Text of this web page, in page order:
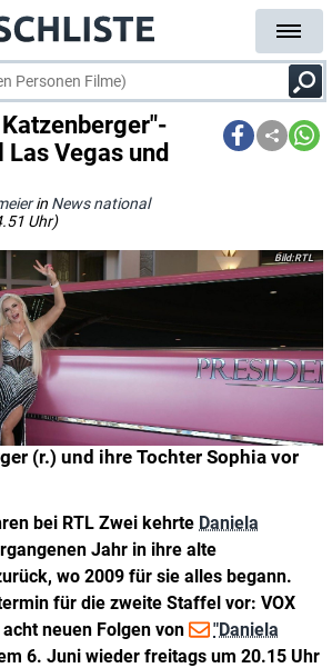
Vegas und
in News national
Uhr)
(r.) und ihre Tochter Sophia vor
RTL
bei RTL Zwei kehrte Daniela
Jahr in ihre alte
wo 2009 für sie alles begann.
für die zweite Staffel vor: VOX
neuen Folgen von
"Daniela
6. Juni wieder freitags um 20.15 Uhr